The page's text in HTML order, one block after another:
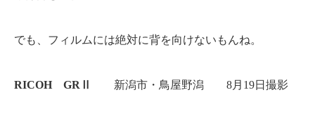
でも、フィルムには絶対に背を向けないもんね。
RICOH GRⅡ 新潟市・鳥屋野潟 8月19日撮影